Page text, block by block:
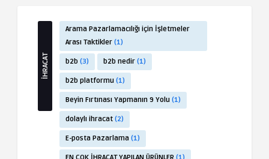
İHRACAT
Arama Pazarlamacılığı için İşletmeler
Arası Taktikler (1)
b2b (3) b2b nedir (1)
b2b platformu (1)
Beyin Fırtınası Yapmanın 9 Yolu (1)
dolaylı ihracat (2)
E-posta Pazarlama (1)